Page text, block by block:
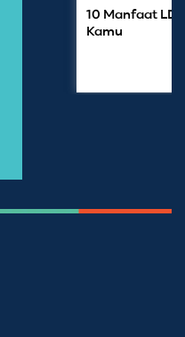
10 Manfaat
Kamu